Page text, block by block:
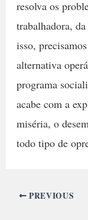
resolva os
trabalhadora,
isso,
alternativa
programa
acabe com a
miséria, o
todo tipo de
PREVIOUS